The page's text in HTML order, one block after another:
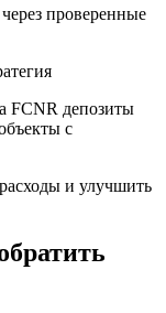
проверенные
FCNR депозиты
с
и улучшить